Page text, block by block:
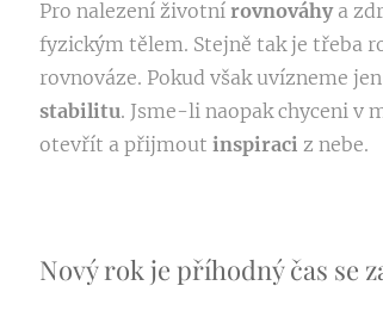
Pro nalezení životní rovnováhy a
fyzickým tělem. Stejně tak je třeba
rovnováze. Pokud však uvízneme
stabilitu. Jsme-li naopak chyceni v
otevřít a přijmout inspiraci z nebe.
Nový rok je příhodný čas se